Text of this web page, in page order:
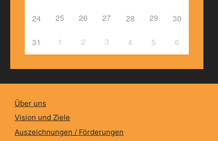
24 25 26 27 28 29 30
31 1 2 3 4 5 6
Über uns
Vision und Ziele
Auszeichnungen / Förderungen